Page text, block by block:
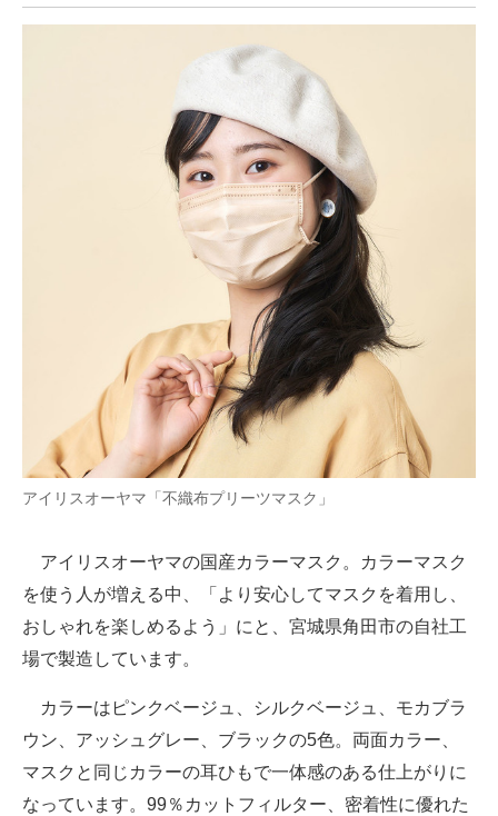
アイリスオーヤマ「不織布プリーツマスク」
アイリスオーヤマの国産カラーマスク。カラーマスク
を使う人が増える中、「より安心してマスクを着用し、
おしゃれを楽しめるよう」にと、宮城県角田市の自社工
場で製造しています。
カラーはピンクベージュ、シルクベージュ、モカブラ
ウン、アッシュグレー、ブラックの5色。両面カラー、
マスクと同じカラーの耳ひもで一体感のある仕上がりに
なっています。99％カットフィルター、密着性に優れた